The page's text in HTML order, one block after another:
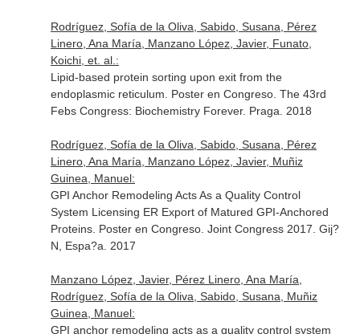
Rodríguez, Sofía de la Oliva, Sabido, Susana, Pérez
Linero, Ana María, Manzano López, Javier, Funato,
Koichi, et. al.:
Lipid-based protein sorting upon exit from the
endoplasmic reticulum. Poster en Congreso. The 43rd
Febs Congress: Biochemistry Forever. Praga. 2018
Rodríguez, Sofía de la Oliva, Sabido, Susana, Pérez
Linero, Ana María, Manzano López, Javier, Muñiz
Guinea, Manuel:
GPI Anchor Remodeling Acts As a Quality Control
System Licensing ER Export of Matured GPI-Anchored
Proteins. Poster en Congreso. Joint Congress 2017. Gij?
N, Espa?a. 2017
Manzano López, Javier, Pérez Linero, Ana María,
Rodríguez, Sofía de la Oliva, Sabido, Susana, Muñiz
Guinea, Manuel:
GPI anchor remodeling acts as a quality control system